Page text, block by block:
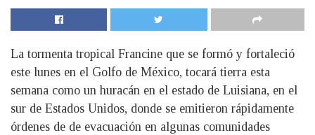
La tormenta tropical Francine que se formó y fortaleció
este lunes en el Golfo de México, tocará tierra esta
semana como un huracán en el estado de Luisiana, en el
sur de Estados Unidos, donde se emitieron rápidamente
órdenes de de evacuación en algunas comunidades